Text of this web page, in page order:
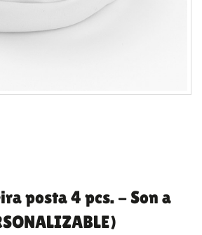
posta 4 pcs. - Son a